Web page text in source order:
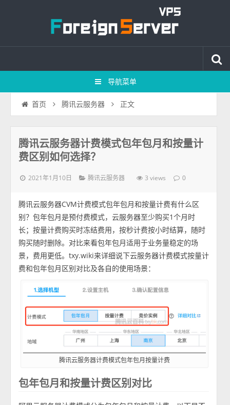
导航菜单
首页 腾讯云服务器 正文
腾讯云服务器计费模式包年包月和按量计
费区别如何选择？
2021年1月10日 腾讯云服务器 3 views 0
腾讯云服务器CVM计费模式包年包月和按量计费有什么区
别？包年包月是预付费模式，云服务器至少购买1个月时
长；按量计费购买时冻结费用，按秒计费按小时结算，随时
购买随时删除。对比来看包年包月适用于业务量稳定的场
景，费用更低。txy.wiki来详细说下云服务器计费模式按量计
费和包年包月区别对比及各自的使用场景：
腾讯云服务器计费模式包年包月按量计费
包年包月和按量计费区别对比